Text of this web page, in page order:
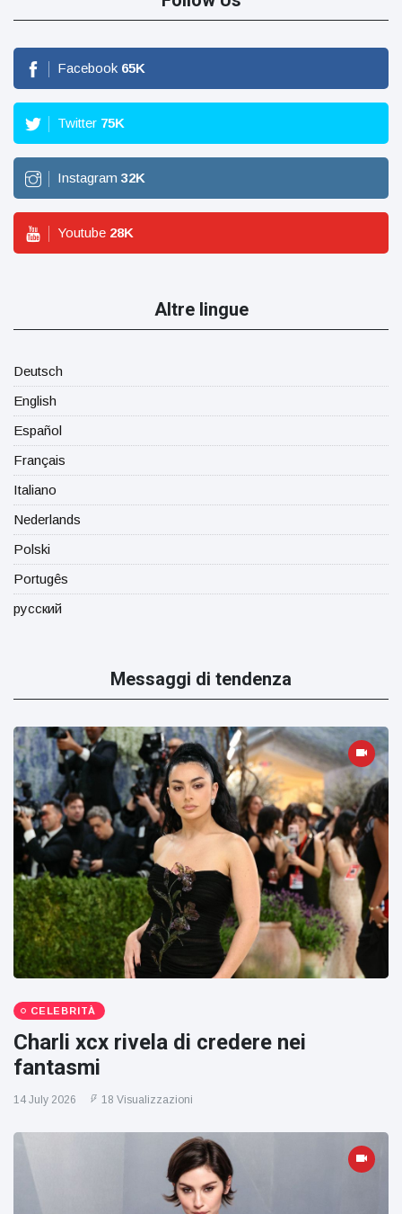
Facebook 65K
Twitter 75K
Instagram 32K
Youtube 28K
Altre lingue
Deutsch
English
Español
Français
Italiano
Nederlands
Polski
Portugês
русский
Messaggi di tendenza
CELEBRITÀ
Charli xcx rivela di credere nei
fantasmi
14 July 2026 18 Visualizzazioni